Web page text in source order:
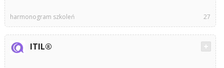
harmonogram szkoleń 27
ITIL®